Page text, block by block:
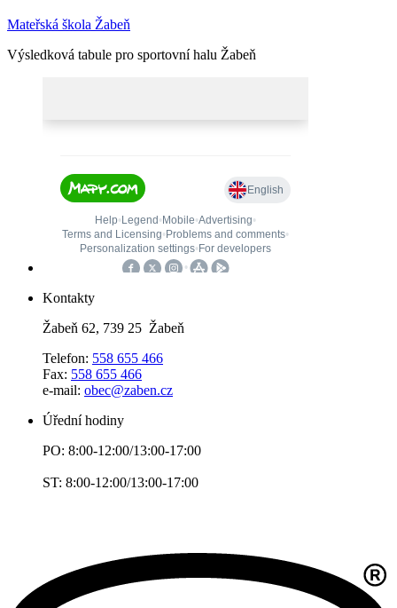
Mateřská škola Žabeň
Výsledková tabule pro sportovní halu Žabeň
Kontakty
Žabeň 62, 739 25 Žabeň
Telefon: 558 655 466
Fax: 558 655 466
e-mail: obec@zaben.cz
Úřední hodiny
PO: 8:00-12:00/13:00-17:00
ST: 8:00-12:00/13:00-17:00